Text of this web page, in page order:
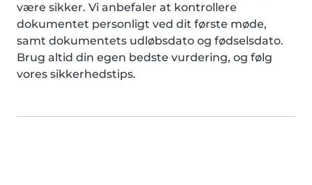
være sikker. Vi anbefaler at kontrollere
dokumentet personligt ved dit første møde,
samt dokumentets udløbsdato og fødselsdato.
Brug altid din egen bedste vurdering, og følg
vores sikkerhedstips.